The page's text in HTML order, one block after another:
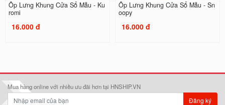
Ốp Lưng Khung Cửa Sổ Mẫu - Ku
romi
16.000 đ
Ốp Lưng Khung Cửa Sổ Mẫu - Sn
oopy
16.000 đ
Mua hàng online với nhiều ưu đãi hơn tại HNSHIP.VN
Đăng ký